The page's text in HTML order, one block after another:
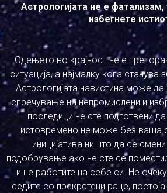
Астрологијата не е фатализам,
избегнете
Одењето во крајност не е
ситуација, а најмалку кога станува
Астрологијата навистина може
спречување на непромислени и
последици не сте подготвени
истовремено не може без ваша
иницијатива ништо да се
подобрување ако не сте се
и не работите на себе си. Не
седите со прекрстени раце,